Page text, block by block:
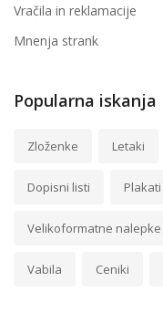
Vračila in reklamacije
Mnenja strank
Popularna iskanja
Zloženke Letaki
Dopisni listi Plakati
Velikoformatne nalepke
Vabila Ceniki